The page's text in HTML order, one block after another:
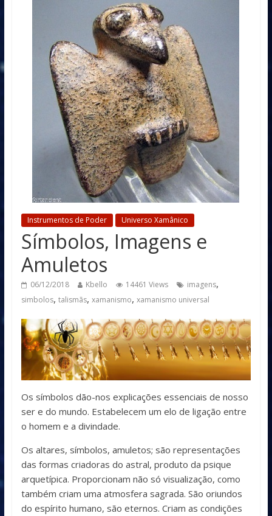
Instrumentos de Poder Universo Xamânico
Símbolos, Imagens e
Amuletos
06/12/2018 Kbello 14461 Views imagens,
simbolos, talismãs, xamanismo, xamanismo universal
Os símbolos dão-nos explicações essenciais de nosso
ser e do mundo. Estabelecem um elo de ligação entre
o homem e a divindade.
Os altares, símbolos, amuletos; são representações
das formas criadoras do astral, produto da psique
arquetípica. Proporcionam não só visualização, como
também criam uma atmosfera sagrada. São oriundos
do espírito humano, são eternos. Criam as condições